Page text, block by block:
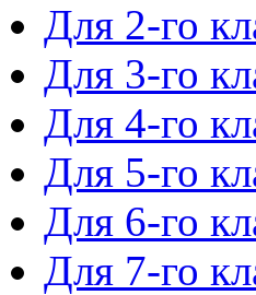
Для 2-го
Для 3-го
Для 4-го
Для 5-го
Для 6-го
Для 7-го